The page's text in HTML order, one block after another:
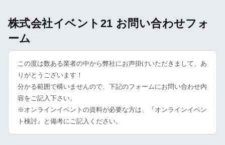
株式会社イベント21 お問い合わせフォ
ーム
この度は数ある業者の中から弊社にお声掛けいただきまして、あ
りがとうございます！
分かる範囲で構いませんので、下記のフォームにお問い合わせ内
容をご記入下さい。
※オンラインイベントの資料が必要な方は、『オンラインイベン
ト検討』と備考にご記入ください。